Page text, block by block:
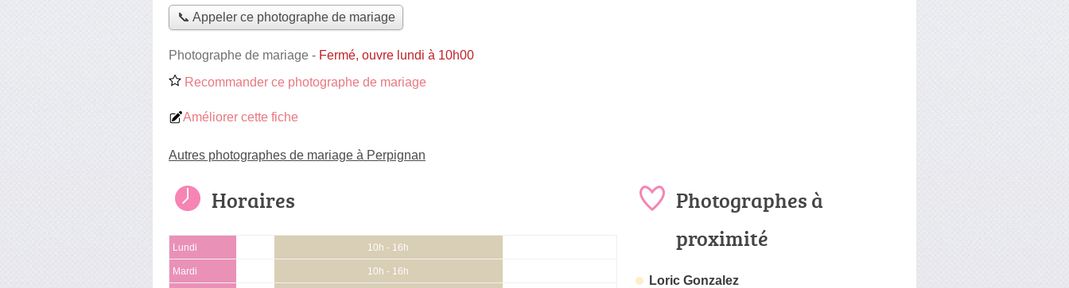
📞 Appeler ce photographe de mariage
Photographe de mariage - Fermé, ouvre lundi à 10h00
Recommander ce photographe de mariage
Améliorer cette fiche
Autres photographes de mariage à Perpignan
Horaires
Lundi 10h - 16h
Mardi 10h - 16h
Photographes à
proximité
Loric Gonzalez